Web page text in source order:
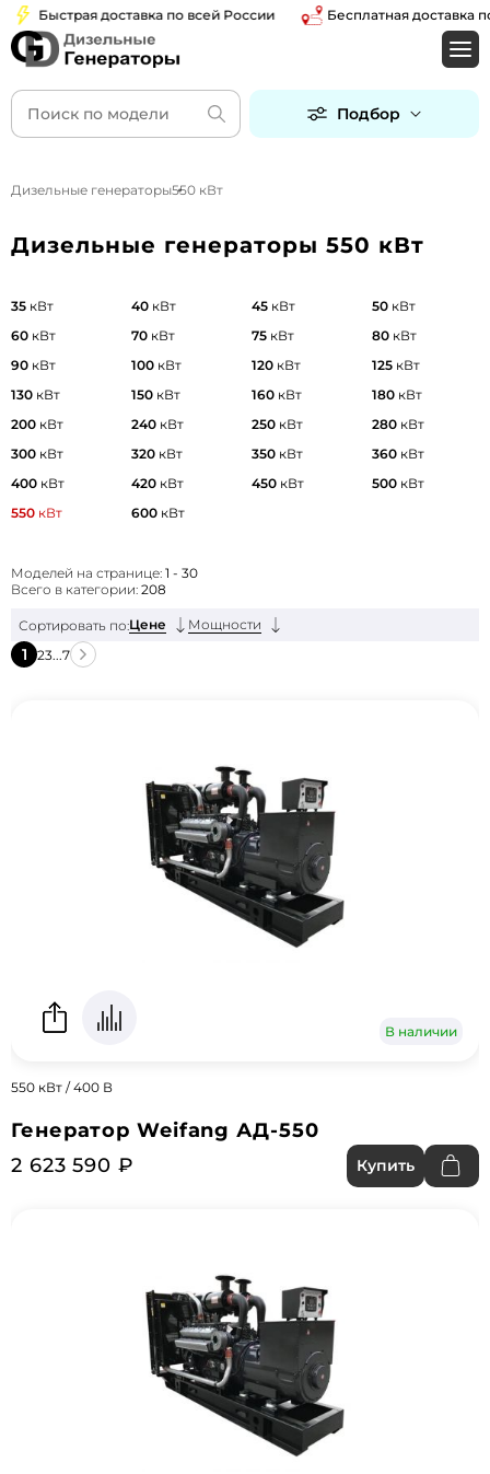
Быстрая доставка по всей России Бесплатная доставка по
Подбор
Дизельные генераторы550 кВт
Дизельные генераторы 550 кВт
35 кВт 40 кВт 45 кВт 50 кВт
60 кВт 70 кВт 75 кВт 80 кВт
90 кВт 100 кВт 120 кВт 125 кВт
130 кВт 150 кВт 160 кВт 180 кВт
200 кВт 240 кВт 250 кВт 280 кВт
300 кВт 320 кВт 350 кВт 360 кВт
400 кВт 420 кВт 450 кВт 500 кВт
550 кВт 600 кВт
Моделей на странице: 1 - 30
Всего в категории: 208
Сортировать по:Цене Мощности
1 23...7
В наличии
550 кВт / 400 В
Генератор Weifang АД-550
2 623 590 ₽
Купить